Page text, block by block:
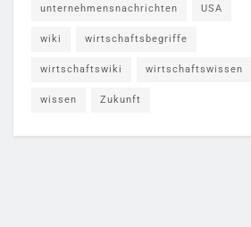
unternehmensnachrichten USA
wiki wirtschaftsbegriffe
wirtschaftswiki wirtschaftswissen
wissen Zukunft